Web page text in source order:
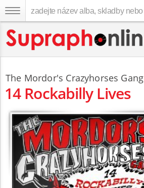
The Mordor's Crazyhorses Gang
14 Rockabilly Lives